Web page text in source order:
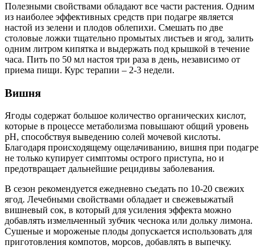
Полезными свойствами обладают все части растения. Одним
из наиболее эффективных средств при подагре является
настой из зелени и плодов облепихи. Смешать по две
столовые ложки тщательно промытых листьев и ягод, залить
одним литром кипятка и выдержать под крышкой в течение
часа. Пить по 50 мл настоя три раза в день, независимо от
приема пищи. Курс терапии – 2-3 недели.
Вишня
Ягоды содержат большое количество органических кислот,
которые в процессе метаболизма повышают общий уровень
pH, способствуя выведению солей мочевой кислоты.
Благодаря происходящему ощелачиванию, вишня при подагре
не только купирует симптомы острого приступа, но и
предотвращает дальнейшие рецидивы заболевания.
В сезон рекомендуется ежедневно съедать по 10-20 свежих
ягод. Лечебными свойствами обладает и свежевыжатый
вишневый сок, в который для усиления эффекта можно
добавлять измельченный зубчик чеснока или дольку лимона.
Сушеные и мороженые плоды допускается использовать для
приготовления компотов, морсов, добавлять в выпечку.